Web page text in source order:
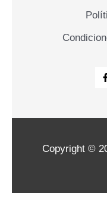
Copyright ©